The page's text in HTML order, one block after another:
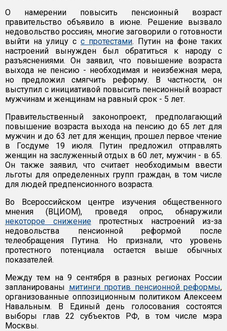
О намерении повысить пенсионный возраст
правительство объявило в июне. Решение вызвало
недовольство россиян, многие заговорили о готовности
выйти на улицу с с протестами. Путин на фоне таких
настроений вынужден был обратиться к народу с
разъяснениями. Он заявил, что повышение возраста
выхода не пенсию - необходимая и неизбежная мера,
но предложил смягчить реформу. В частности, он
выступил с инициативой повысить пенсионный возраст
мужчинам и женщинам на равный срок - 5 лет.
Правительственный законопроект, предполагающий
повышение возраста выхода на пенсию до 65 лет для
мужчин и до 63 лет для женщин, прошел первое чтение
в Госдуме 19 июля. Путин предложил отправлять
женщин на заслуженный отдых в 60 лет, мужчин - в 65.
Он также заявил, что считает необходимым ввести
льготы для определенных групп граждан, в том числе
для людей предпенсионного возраста.
Во Всероссийском центре изучения общественного
мнения (ВЦИОМ), проведя опрос, обнаружили
некоторое снижениепротестных настроений из-за
недовольства пенсионной реформой после
телеобращения Путина. Но признали, что уровень
протестного потенциала остается выше обычных
показателей.
Между тем на 9 сентября в разных регионах России
запланированы митинги против пенсионной реформы,
организованные оппозиционным политиком Алексеем
Навальным. В Единый день голосования состоятся
выборы глав 22 субъектов РФ, в том числе мэра
Москвы.